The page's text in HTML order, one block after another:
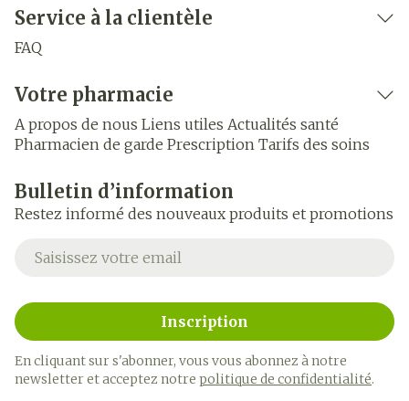
Service à la clientèle
FAQ
Votre pharmacie
A propos de nous Liens utiles Actualités santé
Pharmacien de garde Prescription Tarifs des soins
Bulletin d’information
Restez informé des nouveaux produits et promotions
Adresse mail
Inscription
En cliquant sur s'abonner, vous vous abonnez à notre
newsletter et acceptez notre politique de confidentialité.